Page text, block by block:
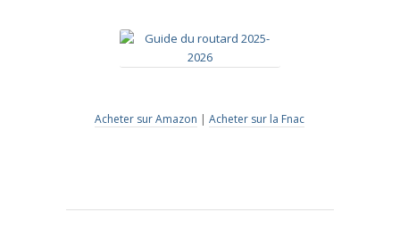
Acheter sur Amazon |Acheter sur la Fnac